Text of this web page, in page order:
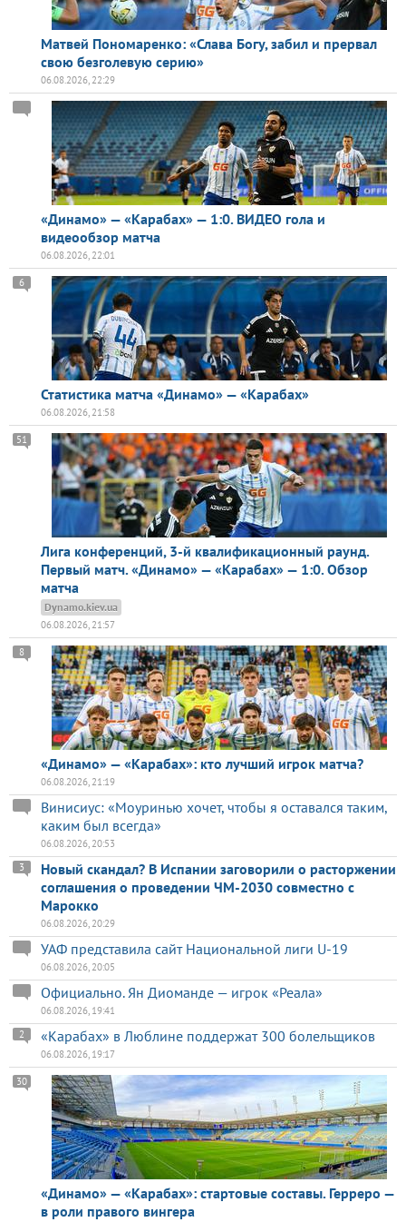
Матвей Пономаренко: «Слава Богу, забил и прервал
свою безголевую серию»
06.08.2026, 22:29
«Динамо» — «Карабах» — 1:0. ВИДЕО гола и
видеообзор матча
06.08.2026, 22:01
Статистика матча «Динамо» — «Карабах»
6
06.08.2026, 21:58
Лига конференций, 3-й квалификационный раунд.
Первый матч. «Динамо» — «Карабах» — 1:0. Обзор
матча
51
Dynamo.kiev.ua
06.08.2026, 21:57
«Динамо» — «Карабах»: кто лучший игрок матча?
8
06.08.2026, 21:19
Винисиус: «Моуринью хочет, чтобы я оставался таким,
каким был всегда»
06.08.2026, 20:53
Новый скандал? В Испании заговорили о расторжении
соглашения о проведении ЧМ-2030 совместно с
Марокко
3
06.08.2026, 20:29
УАФ представила сайт Национальной лиги U-19
06.08.2026, 20:05
Официально. Ян Диоманде — игрок «Реала»
06.08.2026, 19:41
«Карабах» в Люблине поддержат 300 болельщиков
2
06.08.2026, 19:17
«Динамо» — «Карабах»: стартовые составы. Герреро —
в роли правого вингера
30